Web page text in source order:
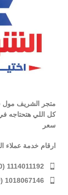
متجر الشريف
كل اللي هتحتاجه
سعر
ارقام خدمة عملاء
1114011192
1018067146